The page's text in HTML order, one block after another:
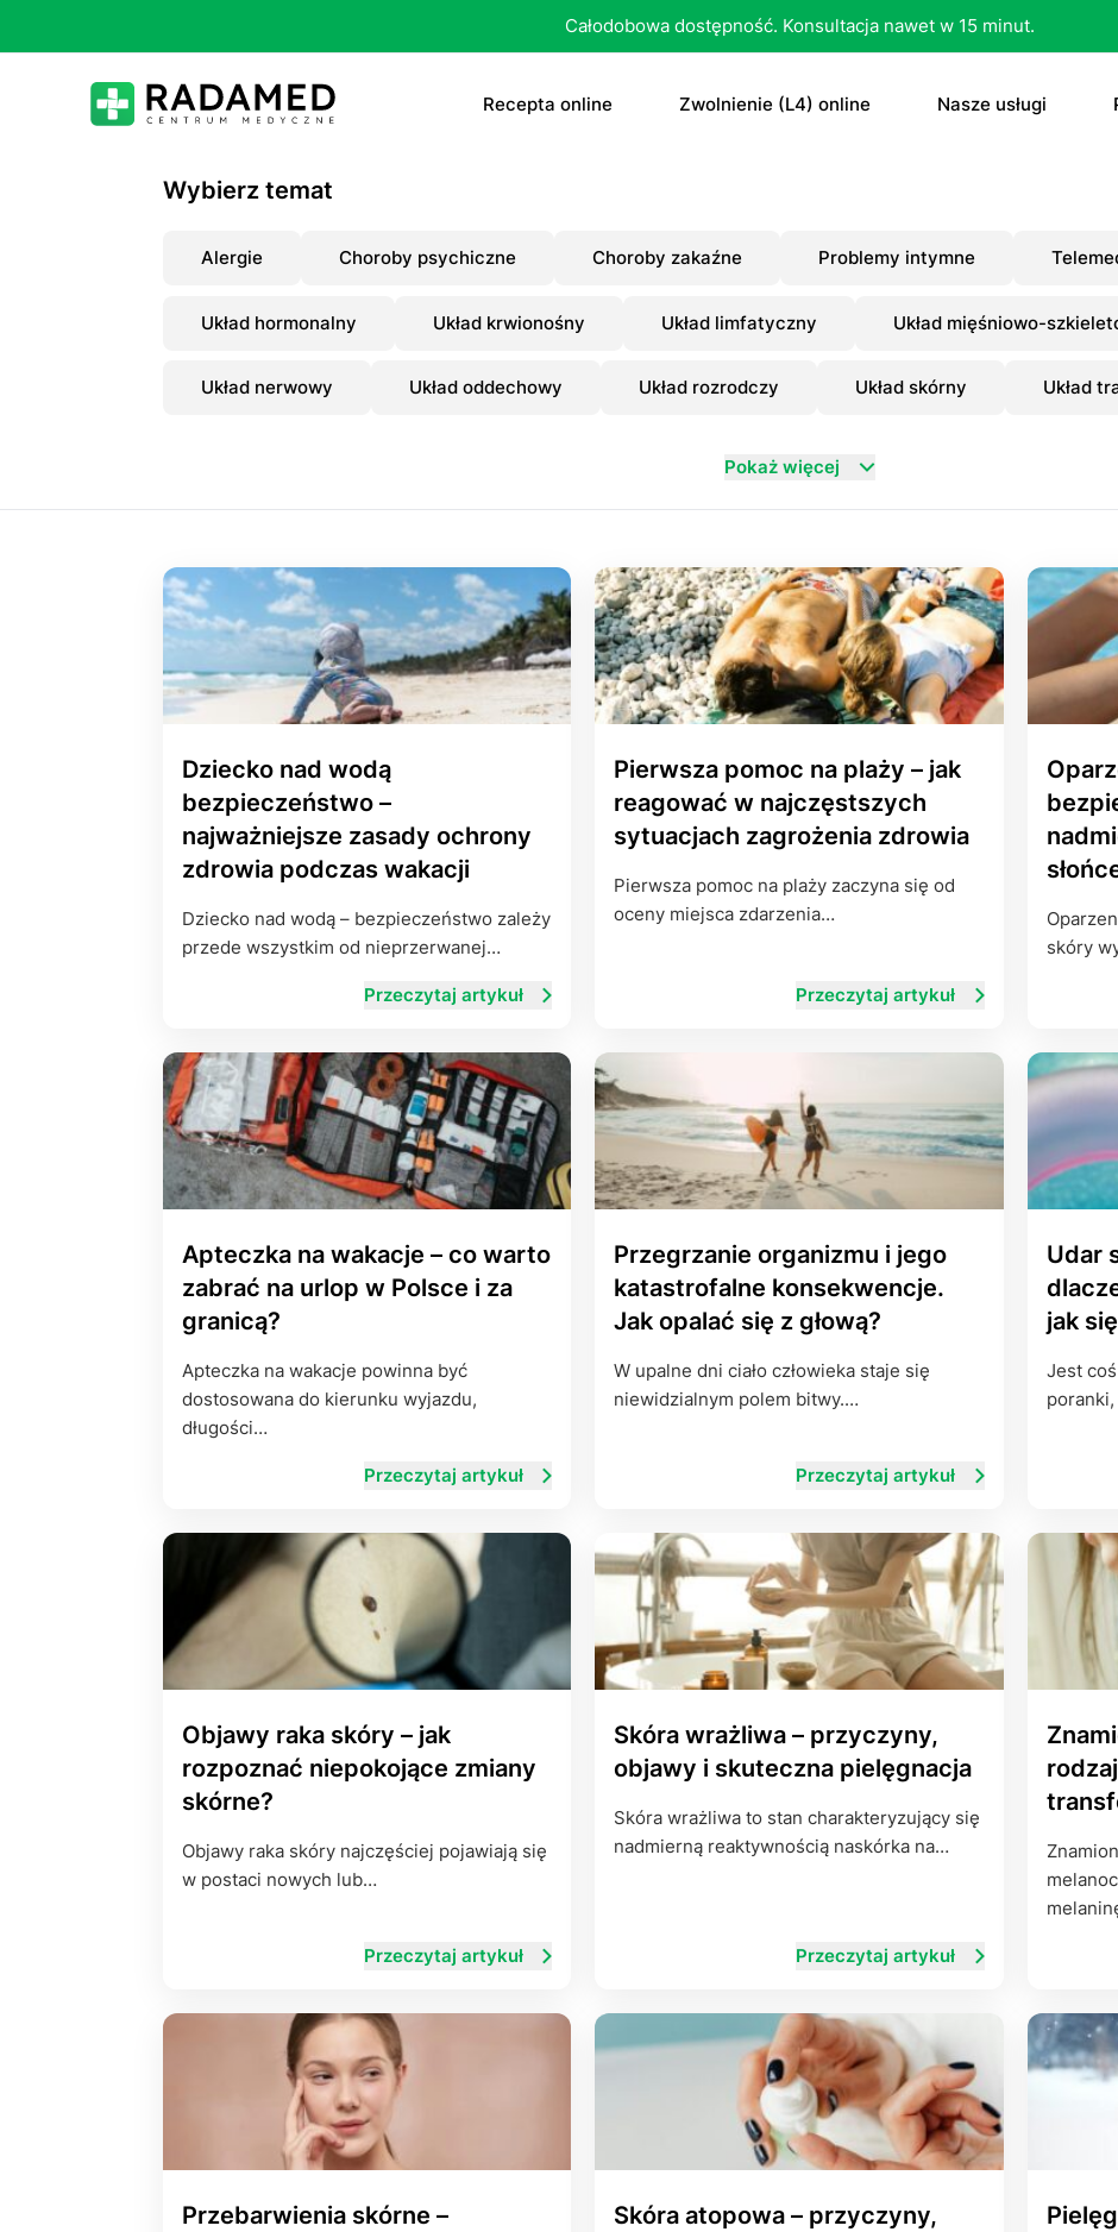
Całodobowa dostępność. Konsultacja nawet w 15 minut.
Recepta online Zwolnienie (L4) online Nasze usługi
CT
Leczenie otyłości
Ubezpieczenie
Wybierz temat
Alergie Choroby psychiczne Choroby zakaźne Problemy intymne
Układ hormonalny Układ krwionośny Układ limfatyczny Układ mięśniowo-
Układ nerwowy Układ oddechowy Układ rozrodczy Układ skórny Układ
Pokaż więcej
Dziecko nad wodą
bezpieczeństwo –
najważniejsze zasady ochrony
zdrowia podczas wakacji
Dziecko nad wodą – bezpieczeństwo zależy
przede wszystkim od nieprzerwanej…
Przeczytaj artykuł
Pierwsza pomoc na plaży – jak
reagować w najczęstszych
sytuacjach zagrożenia zdrowia
Pierwsza pomoc na plaży zaczyna się od
oceny miejsca zdarzenia…
Przeczytaj artykuł
skóry
Apteczka na wakacje – co warto
zabrać na urlop w Polsce i za
granicą?
Apteczka na wakacje powinna być
dostosowana do kierunku wyjazdu,
długości…
Przeczytaj artykuł
Przegrzanie organizmu i jego
katastrofalne konsekwencje.
Jak opalać się z głową?
W upalne dni ciało człowieka staje się
niewidzialnym polem bitwy.…
Przeczytaj artykuł
Udar
jak
Jest
Objawy raka skóry – jak
rozpoznać niepokojące zmiany
skórne?
Objawy raka skóry najczęściej pojawiają się
w postaci nowych lub…
Przeczytaj artykuł
Skóra wrażliwa – przyczyny,
objawy i skuteczna pielęgnacja
Skóra wrażliwa to stan charakteryzujący się
nadmierną reaktywnością naskórka na…
Przeczytaj artykuł
Przebarwienia skórne –
Skóra atopowa – przyczyny,